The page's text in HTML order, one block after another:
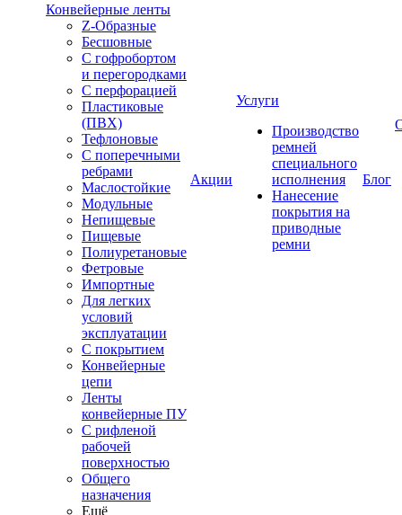
Конвейерные ленты
Z-Образные
Бесшовные
С гофробортом
и перегородками
С перфорацией
Пластиковые
(ПВХ)
Тефлоновые
С поперечными
ребрами
Маслостойкие
Модульные
Непищевые
Пищевые
Полиуретановые
Фетровые
Импортные
Для легких
условий
эксплуатации
С покрытием
Конвейерные
цепи
Ленты
конвейерные ПУ
С рифленой
рабочей
поверхностью
Общего
назначения
Ещё
Акции
Услуги
Производство
ремней
специального
исполнения
Нанесение
покрытия на
приводные
ремни
Блог